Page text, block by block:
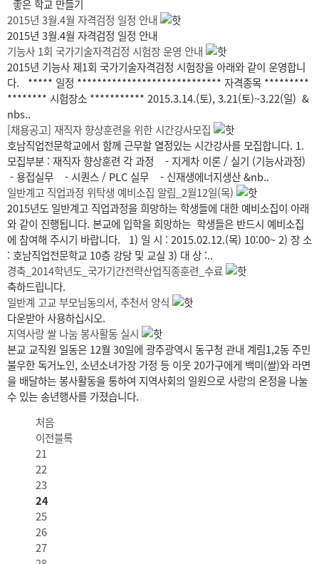
좋은 학교 만들기
2015년 3월.4월 자격검정 일정 안내
2015년 3월.4월 자격검정 일정 안내
기능사 1회 국가기술자격검정 시험장 운영 안내
2015년 기능사 제1회 국가기술자격검정 시험장을 아래와 같이 운영합니
다. ***** 일정 ***************************** 자격종목 *********
******** 시험장소 *********** 2015.3.14.(토), 3.21(토)~3.22(일) &
nbs..
[채용공고] 재직자 향상훈련을 위한 시간강사모집
호남직업전문학교에서 함께 근무할 열정있는 시간강사를 모집합니다. 1.
모집부분 : 재직자 향상훈련 각 과정 - 지게차 이론 / 실기 (기능사과정)
- 용접실무 - 시퀀스 / PLC 실무 - 신재생에너지생산 &nb..
일반계고 직업과정 위탁생 예비소집 알림_2월12일(목)
2015년도 일반계고 직업과정을 희망하는 학생들에 대한 예비소집이 아래
와 같이 진행됩니다. 본교에 입학을 희망하는 학생들은 반드시 예비소집
에 참여해 주시기 바랍니다. 1) 일 시 : 2015.02.12.(목) 10:00~ 2) 장 소
: 호남직업전문학교 10층 강당 및 교실 3) 대 상 :..
경축_2014학년도_국가기간전략산업직종훈련_수료
축하드립니다.
일반계 고교 부모님동의서, 추천서 양식
다운받아 사용하십시오.
지역사랑 쌀 나눔 봉사활동 실시
본교 교직원 일동은 12월 30일에 광주광역시 동구청 관내 계림1,2동 주민
불우한 독거노인, 소년소녀가장 가정 등 이웃 20가구에게 백미(쌀)와 라면
을 배달하는 봉사활동을 통하여 지역사회의 일원으로 사랑의 온정을 나눌
수 있는 송년행사를 가졌습니다.
처음
이전블록
21
22
23
24
25
26
27